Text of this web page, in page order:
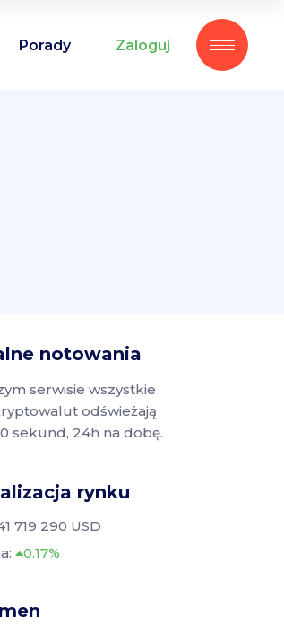
Porady Zaloguj
notowania
serwisie wszystkie
odświeżają
sekund, 24h na dobę.
rynku
719 290 USD
0.17%